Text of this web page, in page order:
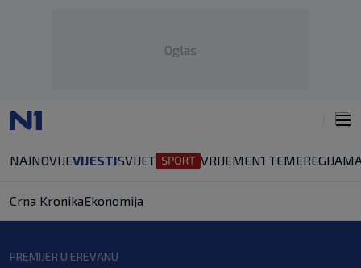
Oglas
NAJNOVIJEVIJESTISVIJET VRIJEMEN1 TEMEREGIJA
Crna KronikaEkonomija
PREMIJER U EREVANU